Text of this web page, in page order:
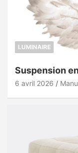
LUMINAIRE
Suspension
6 avril 2026